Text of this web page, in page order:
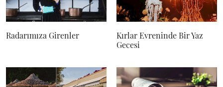
Radarımıza Girenler
Kırlar Evreninde Bir Yaz
Gecesi